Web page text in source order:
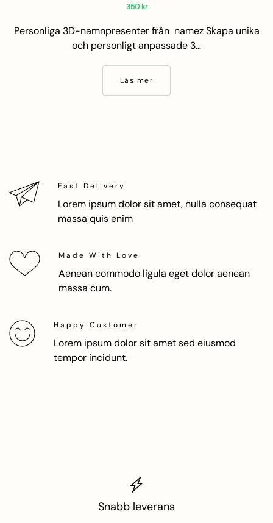
350kr
Personliga 3D-namnpresenter från namez Skapa unika
och personligt anpassade 3…
Läs mer
Fast Delivery
Lorem ipsum dolor sit amet, nulla consequat
massa quis enim
Made With Love
Aenean commodo ligula eget dolor aenean
massa cum.
Happy Customer
Lorem ipsum dolor sit amet sed eiusmod
tempor incidunt.
Snabb leverans